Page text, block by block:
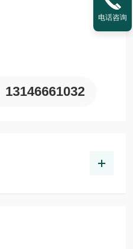
13146661032
电话咨询